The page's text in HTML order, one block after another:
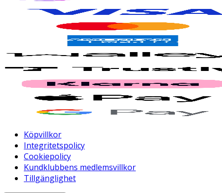
Köpvillkor
Integritetspolicy
Cookiepolicy
Kundklubbens medlemsvillkor
Tillgänglighet